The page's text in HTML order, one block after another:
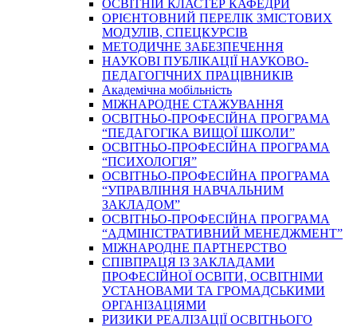
ОСВІТНІЙ КЛАСТЕР КАФЕДРИ
ОРІЄНТОВНИЙ ПЕРЕЛІК ЗМІСТОВИХ
МОДУЛІВ, СПЕЦКУРСІВ
МЕТОДИЧНЕ ЗАБЕЗПЕЧЕННЯ
НАУКОВІ ПУБЛІКАЦІЇ НАУКОВО-
ПЕДАГОГІЧНИХ ПРАЦІВНИКІВ
Академічна мобільність
МІЖНАРОДНЕ СТАЖУВАННЯ
ОСВІТНЬО-ПРОФЕСІЙНА ПРОГРАМА
“ПЕДАГОГІКА ВИЩОЇ ШКОЛИ”
ОСВІТНЬО-ПРОФЕСІЙНА ПРОГРАМА
“ПСИХОЛОГІЯ”
ОСВІТНЬО-ПРОФЕСІЙНА ПРОГРАМА
“УПРАВЛІННЯ НАВЧАЛЬНИМ
ЗАКЛАДОМ”
ОСВІТНЬО-ПРОФЕСІЙНА ПРОГРАМА
“АДМІНІСТРАТИВНИЙ МЕНЕДЖМЕНТ”
МІЖНАРОДНЕ ПАРТНЕРСТВО
СПІВПРАЦЯ ІЗ ЗАКЛАДАМИ
ПРОФЕСІЙНОЇ ОСВІТИ, ОСВІТНІМИ
УСТАНОВАМИ ТА ГРОМАДСЬКИМИ
ОРГАНІЗАЦІЯМИ
РИЗИКИ РЕАЛІЗАЦІЇ ОСВІТНЬОГО